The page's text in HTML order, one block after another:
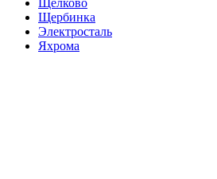
Щелково
Щербинка
Электросталь
Яхрома